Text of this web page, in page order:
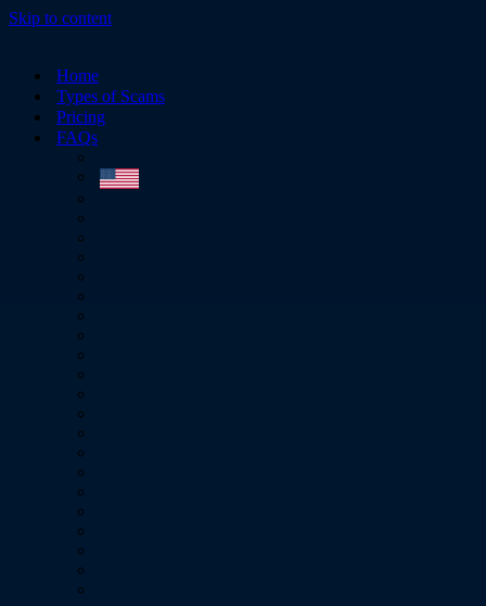
Skip to content
Home
Types of Scams
Pricing
FAQs